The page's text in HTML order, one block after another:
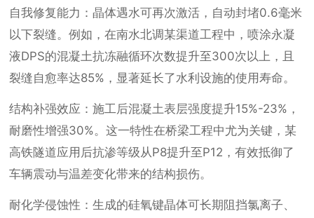
自我修复能力：晶体遇水可再次激活，自动封堵0.6毫米
以下裂缝。例如，在南水北调某渠道工程中，喷涂永凝
液DPS的混凝土抗冻融循环次数提升至300次以上，且
裂缝自愈率达85%，显著延长了水利设施的使用寿命。
结构补强效应：施工后混凝土表层强度提升15%-23%，
耐磨性增强30%。这一特性在桥梁工程中尤为关键，某
高铁隧道应用后抗渗等级从P8提升至P12，有效抵御了
车辆震动与温差变化带来的结构损伤。
耐化学侵蚀性：生成的硅氧键晶体可长期阻挡氯离子、